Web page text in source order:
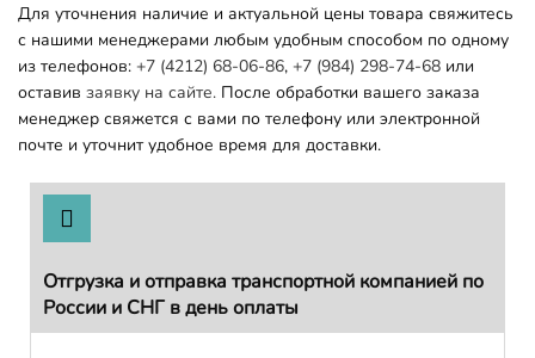
Для уточнения наличие и актуальной цены товара свяжитесь
с нашими менеджерами любым удобным способом по одному
из телефонов: +7 (4212) 68-06-86, +7 (984) 298-74-68 или
оставив заявку на сайте. После обработки вашего заказа
менеджер свяжется с вами по телефону или электронной
почте и уточнит удобное время для доставки.
Отгрузка и отправка транспортной компанией по
России и СНГ в день оплаты